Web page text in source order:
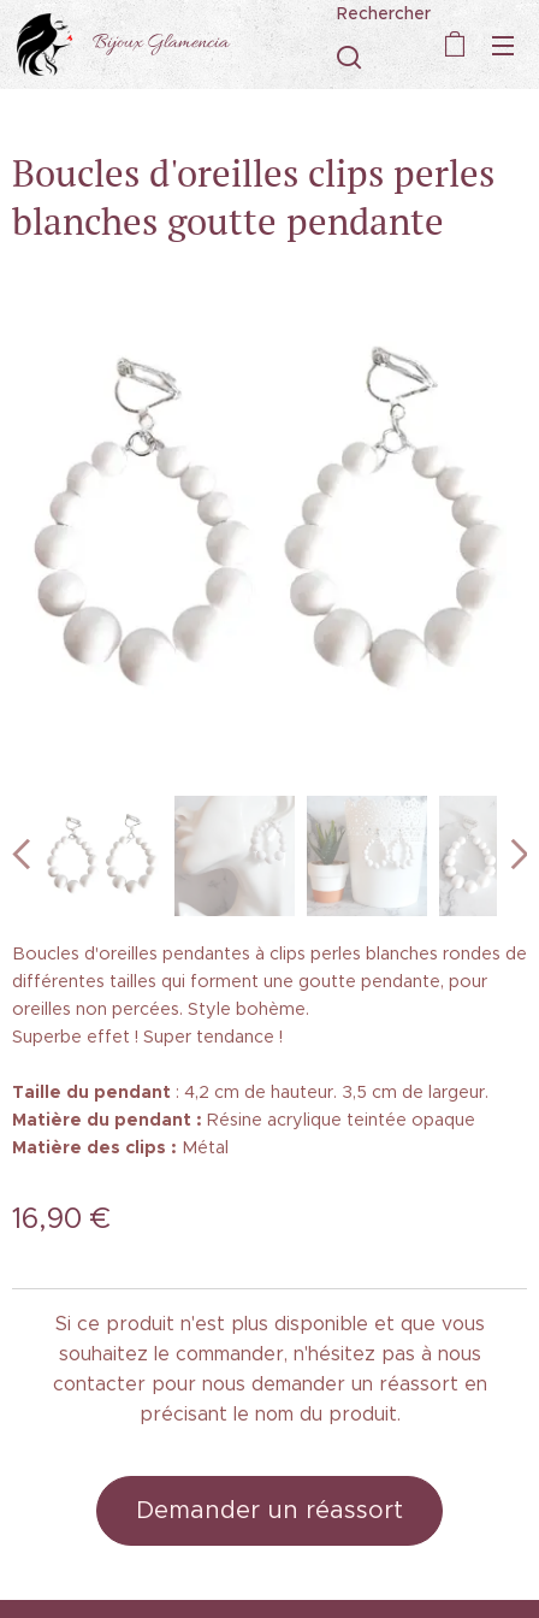
Bijoux Glamencia
Rechercher
Boucles d'oreilles clips perles
blanches goutte pendante
Boucles d'oreilles pendantes à clips perles blanches rondes de
différentes tailles qui forment une goutte pendante, pour
oreilles non percées. Style bohème.
Superbe effet ! Super tendance !
Taille du pendant : 4,2 cm de hauteur. 3,5 cm de largeur.
Matière du pendant : Résine acrylique teintée opaque
Matière des clips : Métal
16,90 €
Si ce produit n'est plus disponible et que vous
souhaitez le commander, n'hésitez pas à nous
contacter pour nous demander un réassort en
précisant le nom du produit.
Demander un réassort